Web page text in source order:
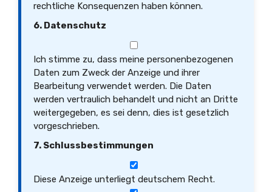
rechtliche Konsequenzen haben können.
6. Datenschutz
Ich stimme zu, dass meine personenbezogenen
Daten zum Zweck der Anzeige und ihrer
Bearbeitung verwendet werden. Die Daten
werden vertraulich behandelt und nicht an Dritte
weitergegeben, es sei denn, dies ist gesetzlich
vorgeschrieben.
7. Schlussbestimmungen
Diese Anzeige unterliegt deutschem Recht.